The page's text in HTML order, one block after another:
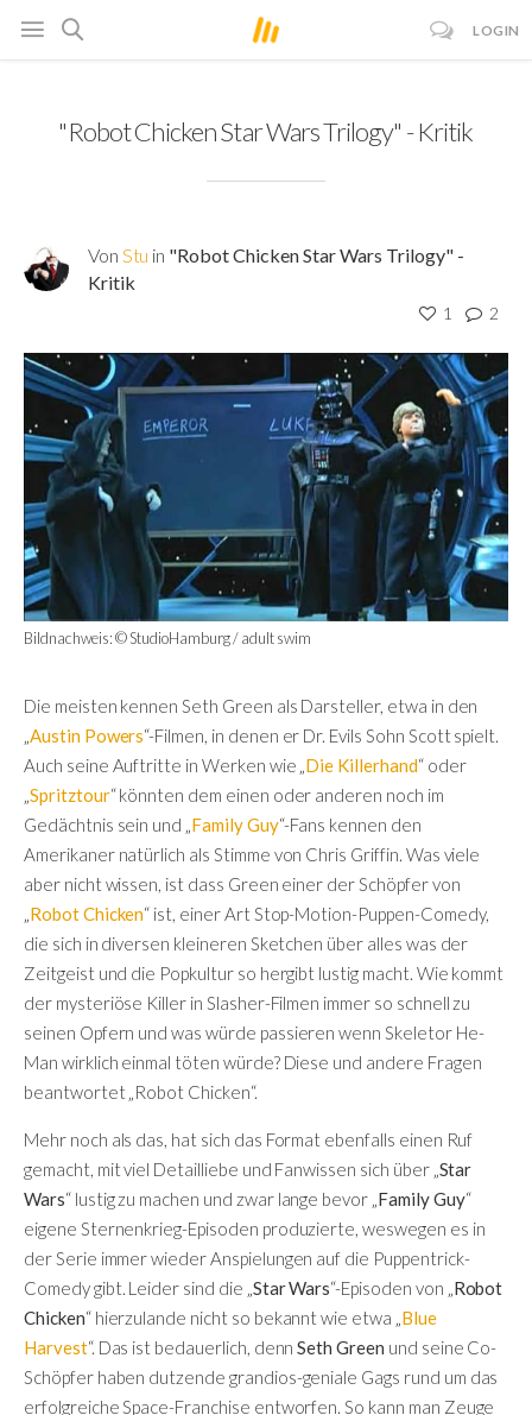
LOGIN
"Robot Chicken Star Wars Trilogy" - Kritik
Von Stu in "Robot Chicken Star Wars Trilogy" -
Kritik
1 2
Bildnachweis: © StudioHamburg / adult swim
Die meisten kennen Seth Green als Darsteller, etwa in den
„Austin Powers“-Filmen, in denen er Dr. Evils Sohn Scott spielt.
Auch seine Auftritte in Werken wie „Die Killerhand“ oder
„Spritztour“ könnten dem einen oder anderen noch im
Gedächtnis sein und „Family Guy“-Fans kennen den
Amerikaner natürlich als Stimme von Chris Griffin. Was viele
aber nicht wissen, ist dass Green einer der Schöpfer von
„Robot Chicken“ ist, einer Art Stop-Motion-Puppen-Comedy,
die sich in diversen kleineren Sketchen über alles was der
Zeitgeist und die Popkultur so hergibt lustig macht. Wie kommt
der mysteriöse Killer in Slasher-Filmen immer so schnell zu
seinen Opfern und was würde passieren wenn Skeletor He-
Man wirklich einmal töten würde? Diese und andere Fragen
beantwortet „Robot Chicken“.
Mehr noch als das, hat sich das Format ebenfalls einen Ruf
gemacht, mit viel Detailliebe und Fanwissen sich über „Star
Wars“ lustig zu machen und zwar lange bevor „Family Guy“
eigene Sternenkrieg-Episoden produzierte, weswegen es in
der Serie immer wieder Anspielungen auf die Puppentrick-
Comedy gibt. Leider sind die „Star Wars“-Episoden von „Robot
Chicken“ hierzulande nicht so bekannt wie etwa „Blue
Harvest“. Das ist bedauerlich, dennSeth Green und seine Co-
Schöpfer haben dutzende grandios-geniale Gags rund um das
erfolgreiche Space-Franchise entworfen. So kann man Zeuge